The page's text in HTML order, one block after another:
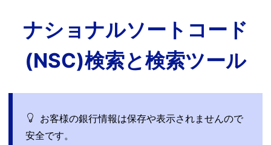
ナショナルソートコード
(NSC)検索と検索ツール
お客様の銀行情報は保存や表示されませんので
安全です。